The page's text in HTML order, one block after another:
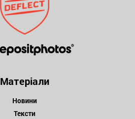
Матеріали
Новини
Тексти